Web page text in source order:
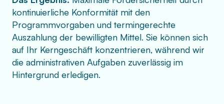
kontinuierliche Konformität mit den
Programmvorgaben und termingerechte
Auszahlung der bewilligten Mittel. Sie können sich
auf Ihr Kerngeschäft konzentrieren, während wir
die administrativen Aufgaben zuverlässig im
Hintergrund erledigen.